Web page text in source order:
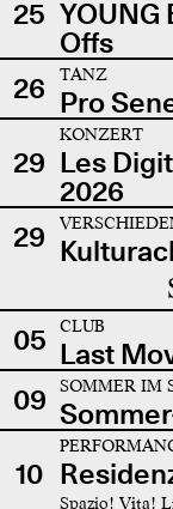
25 YOUNG
Offs
26
TANZ
Pro
29
KONZERT
Les
2026
29
05 CLUB
Last
09
SOMMER IM
10
Spazio! Vita!